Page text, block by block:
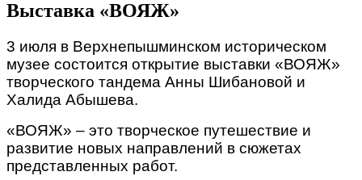
Выставка «ВОЯЖ»
3 июля в Верхнепышминском историческом
музее состоится открытие выставки «ВОЯЖ»
творческого тандема Анны Шибановой и
Халида Абышева.
«ВОЯЖ» – это творческое путешествие и
развитие новых направлений в сюжетах
представленных работ.